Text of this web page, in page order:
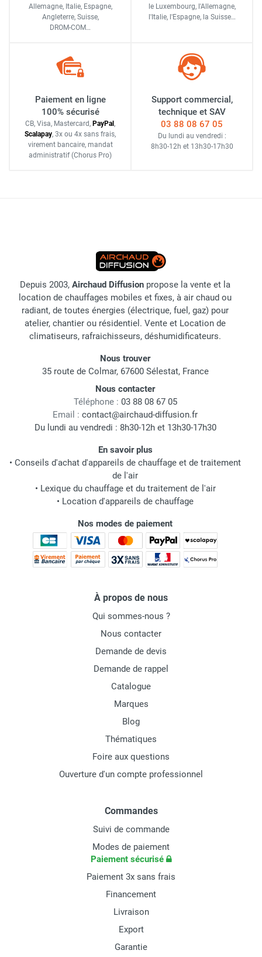
Allemagne, Italie, Espagne,
Angleterre, Suisse,
DROM-COM…
le Luxembourg, l'Allemagne,
l'Italie, l'Espagne, la Suisse…
Paiement en ligne
100% sécurisé
CB, Visa, Mastercard, PayPal ,
Scalapay, 3x ou 4x sans frais,
virement bancaire, mandat
administratif (Chorus Pro)
Support commercial,
technique et SAV
03 88 08 67 05
Du lundi au vendredi :
8h30-12h et 13h30-17h30
Depuis 2003, Airchaud Diffusion propose la vente et la
location de chauffages mobiles et fixes, à air chaud ou
radiant, de toutes énergies (électrique, fuel, gaz) pour
atelier, chantier ou résidentiel. Vente et Location de
climatiseurs, rafraichisseurs, déshumidificateurs.
Nous trouver
35 route de Colmar, 67600 Sélestat, France
Nous contacter
Téléphone : 03 88 08 67 05
Email : contact@airchaud-diffusion.fr
Du lundi au vendredi : 8h30-12h et 13h30-17h30
En savoir plus
• Conseils d'achat d'appareils de chauffage et de traitement
de l'air
• Lexique du chauffage et du traitement de l'air
• Location d'appareils de chauffage
Nos modes de paiement
À propos de nous
Qui sommes-nous ?
Nous contacter
Demande de devis
Demande de rappel
Catalogue
Marques
Blog
Thématiques
Foire aux questions
Ouverture d'un compte professionnel
Commandes
Suivi de commande
Modes de paiement
Paiement sécurisé
Paiement 3x sans frais
Financement
Livraison
Export
Garantie